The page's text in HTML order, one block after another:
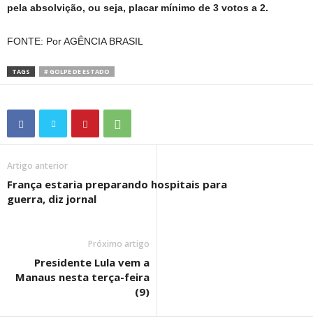
pela absolvição, ou seja, placar mínimo de 3 votos a 2.
FONTE: Por AGÊNCIA BRASIL
TAGS # GOLPE DE ESTADO
Artigo anterior
França estaria preparando hospitais para
guerra, diz jornal
Próximo artigo
Presidente Lula vem a
Manaus nesta terça-feira
(9)